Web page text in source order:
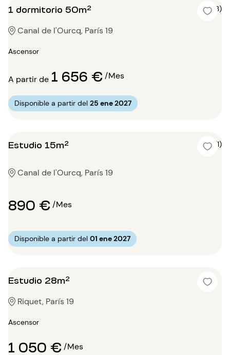
1 dormitorio 50m² 4 (3)
Canal de l'Ourcq, París 19
Ascensor
A partir de 1 656 €/Mes
Disponible a partir del 25 ene 2027
Estudio 15m² 4 (1)
Canal de l'Ourcq, París 19
890 €/Mes
Disponible a partir del 01 ene 2027
Estudio 28m²
Riquet, París 19
Ascensor
1 050 €/Mes